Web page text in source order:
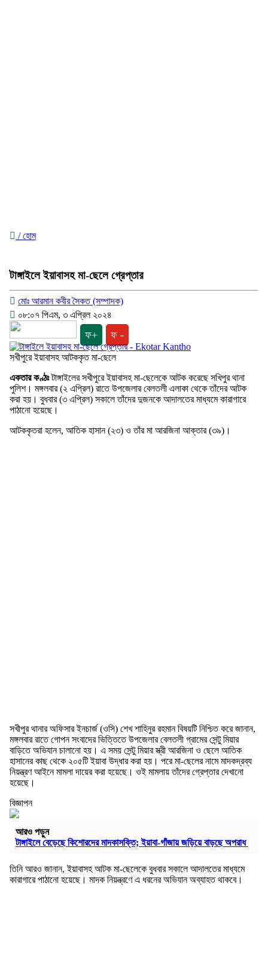
/ হোম
টাঙ্গাইলে ইয়াবাসহ মা-ছেলে গ্রেপ্তার
মোঃ আরমান কবীর সৈকত (সম্পাদক)
০৮:০৭ পিএম, ৩ এপ্রিল ২০২৪
ফ+ ফ -
সখীপুরে ইয়াবাসহ আটককৃত মা-ছেলে
একতার কণ্ঠঃটাঙ্গাইলের সখীপুরে ইয়াবাসহ মা-ছেলেকে আটক করেছে সখিপুর থানা
পুলিশ। মঙ্গলবার (২ এপ্রিল) রাতে উপজেলার বেলতলী এলাকা থেকে তাঁদের আটক
করা হয়। বুধবার (৩ এপ্রিল) সকালে তাঁদের দুজনকে আদালতের মাধ্যমে কারাগারে
পাঠানো হয়েছে।
আটককৃতরা হলেন, আতিক হাসান (২৩) ও তাঁর মা আরজিনা আক্তার (৩৯)।
সখীপুর থানার অফিসার ইনচার্জ (ওসি) শেখ শাহিনুর রহমান বিষয়টি নিশ্চিত করে জানান,
মঙ্গলবার রাতে গোপন সংবাদের ভিত্তিতে উপজেলার বেলতলী গ্রামের সেন্টু মিয়ার
বাড়িতে অভিযান চালানো হয়। এ সময় সেন্টু মিয়ার স্ত্রী আরজিনা ও ছেলে আতিক
হাসানের কাছ থেকে ২০৫টি ইয়াবা উদ্ধার করা হয়। পরে মা-ছেলের নামে মাদকদ্রব্য
নিয়ন্ত্রণ আইনে মামলা দায়ের করা হয়েছে। ওই মামলায় তাঁদের গ্রেপ্তার দেখানো
হয়েছে।
বিজ্ঞাপন
আরও পড়ুন
টাঙ্গাইলে বেড়েছে কিশোরদের মাদকাসক্তি; ইয়াবা-গাঁজায় জড়িয়ে বাড়ছে অপরাধ
তিনি আরও জানান, ইয়াবাসহ আটক মা-ছেলেকে বুধবার সকালে আদালতের মাধ্যমে
কারাগারে পাঠানো হয়েছে। মাদক নিয়ন্ত্রণে এ ধরনের অভিযান অব্যাহত থাকবে।